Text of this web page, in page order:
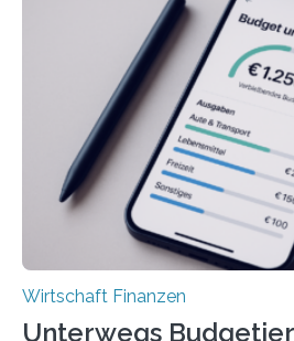
viele Beschäftigte ist deshalb
Juli ausgezahlte Urlaubsgeld ein
sich den wohlverdienten
können. Allerdings erhält mit 44
einmal die Hälfte aller
Privatwirtschaft Urlaubsgeld. Zu
Wirtschaft Finanzen
Unterwegs